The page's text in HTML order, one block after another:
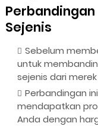
Sejenis
Sebelum
untuk
sejenis dari merek
Perbandingan
mendapatkan
Anda dengan